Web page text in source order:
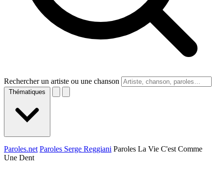
Rechercher un artiste ou une chanson
Thématiques
Paroles.net Paroles Serge Reggiani Paroles La Vie C'est Comme
Une Dent